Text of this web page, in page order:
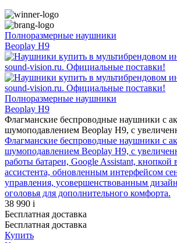
Полноразмерные наушники
Beoplay H9
Полноразмерные наушники
Beoplay H9
Флагманские беспроводные наушники с
шумоподавлением Beoplay H9, с
Флагманские беспроводные наушники с
шумоподавлением Beoplay H9, с
работы батареи, Google Assistant, кнопкой
ассистента, обновленным интерфейсом
управления, усовершенствованным
оголовья для дополнительного комфорта.
38 990 i
Бесплатная доставка
Бесплатная доставка
Купить